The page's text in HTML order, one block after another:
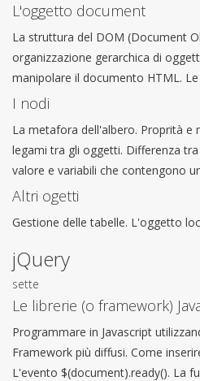
L'oggetto document
La struttura del DOM (Document
organizzazione gerarchica di
manipolare il documento HTML.
I nodi
La metafora dell'albero. Proprità e
legami tra gli oggetti. Differenza
valore e variabili che contengono
Altri ogetti
Gestione delle tabelle. L'oggetto
jQuery
sette
Le librerie (o framework)
Programmare in Javascript
Framework più diffusi. Come
L'evento $(document).ready(). La